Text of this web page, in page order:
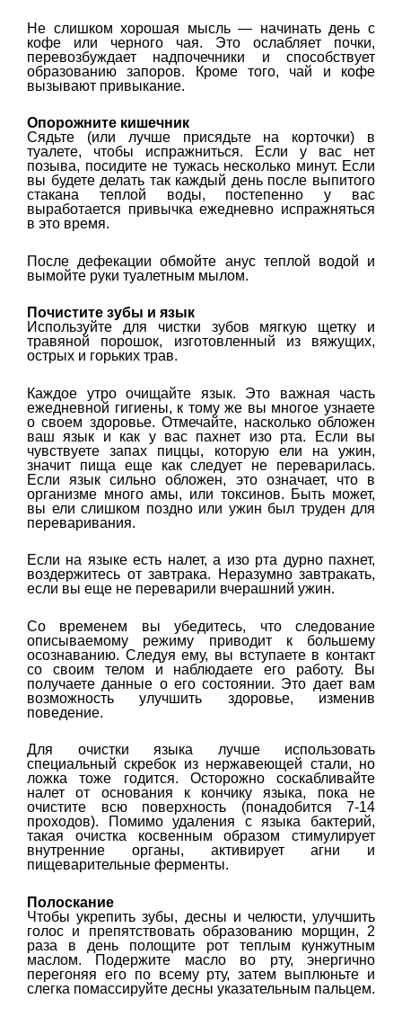
Не слишком хорошая мысль — начинать день с
кофе или черного чая. Это ослабляет почки,
перевозбуждает надпочечники и способствует
образованию запоров. Кроме того, чай и кофе
вызывают привыкание.
Опорожните кишечник
Сядьте (или лучше присядьте на корточки) в
туалете, чтобы испражниться. Если у вас нет
позыва, посидите не тужась несколько минут. Если
вы будете делать так каждый день после выпитого
стакана теплой воды, постепенно у вас
выработается привычка ежедневно испражняться
в это время.
После дефекации обмойте анус теплой водой и
вымойте руки туалетным мылом.
Почистите зубы и язык
Используйте для чистки зубов мягкую щетку и
травяной порошок, изготовленный из вяжущих,
острых и горьких трав.
Каждое утро очищайте язык. Это важная часть
ежедневной гигиены, к тому же вы многое узнаете
о своем здоровье. Отмечайте, насколько обложен
ваш язык и как у вас пахнет изо рта. Если вы
чувствуете запах пиццы, которую ели на ужин,
значит пища еще как следует не переварилась.
Если язык сильно обложен, это означает, что в
организме много амы, или токсинов. Быть может,
вы ели слишком поздно или ужин был труден для
переваривания.
Если на языке есть налет, а изо рта дурно пахнет,
воздержитесь от завтрака. Неразумно завтракать,
если вы еще не переварили вчерашний ужин.
Со временем вы убедитесь, что следование
описываемому режиму приводит к большему
осознаванию. Следуя ему, вы вступаете в контакт
со своим телом и наблюдаете его работу. Вы
получаете данные о его состоянии. Это дает вам
возможность улучшить здоровье, изменив
поведение.
Для очистки языка лучше использовать
специальный скребок из нержавеющей стали, но
ложка тоже годится. Осторожно соскабливайте
налет от основания к кончику языка, пока не
очистите всю поверхность (понадобится 7-14
проходов). Помимо удаления с языка бактерий,
такая очистка косвенным образом стимулирует
внутренние органы, активирует агни и
пищеварительные ферменты.
Полоскание
Чтобы укрепить зубы, десны и челюсти, улучшить
голос и препятствовать образованию морщин, 2
раза в день полощите рот теплым кунжутным
маслом. Подержите масло во рту, энергично
перегоняя его по всему рту, затем выплюньте и
слегка помассируйте десны указательным пальцем.